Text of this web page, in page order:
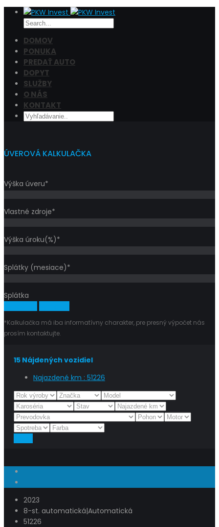
DOMOV
PONUKA
PREDAŤ AUTO
DOPYT
SLUŽBY
O NÁS
KONTAKT
Cena
Filtrovať
ÚVEROVÁ KALKULAČKA
Výška úveru*
Vlastné zdroje*
Výška úroku(%)*
Splátky (mesiace)*
Splátka
*Kalkulačka má iba informatívny charakter, pre presný výpočet nás
prosím kontaktujte.
15 Nájdených vozidiel
Najazdené km : 51226
2023
8-st. automatická|Automatická
51226